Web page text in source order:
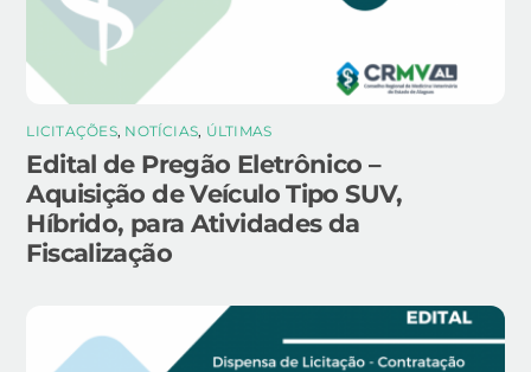
LICITAÇÕES, NOTÍCIAS, ÚLTIMAS
Edital de Pregão Eletrônico –
Aquisição de Veículo Tipo SUV,
Híbrido, para Atividades da
Fiscalização